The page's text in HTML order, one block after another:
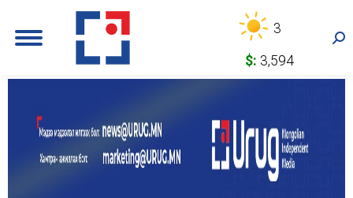
3
$: 3,594